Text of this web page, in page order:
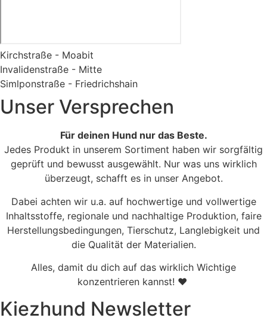
Kirchstraße - Moabit
Invalidenstraße - Mitte
Simlponstraße - Friedrichshain
Unser Versprechen
Für deinen Hund nur das Beste.
Jedes Produkt in unserem Sortiment haben wir sorgfältig
geprüft und bewusst ausgewählt. Nur was uns wirklich
überzeugt, schafft es in unser Angebot.
Dabei achten wir u.a. auf hochwertige und vollwertige
Inhaltsstoffe, regionale und nachhaltige Produktion, faire
Herstellungsbedingungen, Tierschutz, Langlebigkeit und
die Qualität der Materialien.
Alles, damit du dich auf das wirklich Wichtige
konzentrieren kannst! ♥
Kiezhund Newsletter